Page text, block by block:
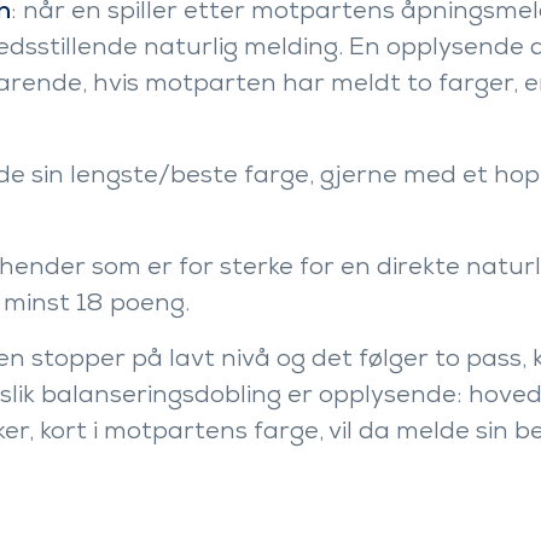
: når en spiller etter motpartens
naturlig melding. En opplysende
hvis motparten har meldt to farger,
sin lengste/beste farge, gjerne med et
som er for sterke for en direkte
18 poeng.
stopper på lavt nivå og det følger to pass,
balanseringsdobling er opplysende:
kort i motpartens farge, vil da melde sin